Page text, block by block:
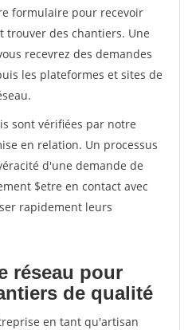
formulaire pour recevoir
trouver des chantiers. Une
recevrez des demandes
les plateformes et sites de
sont vérifiées par notre
en relation. Un processus
d'une demande de
$etre en contact avec
rapidement leurs
réseau pour
de qualité
en tant qu'artisan